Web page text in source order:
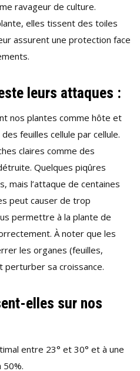
ravageur de culture.
elles tissent des toiles
assurent une protection face
leurs attaques :
nos plantes comme hôte et
feuilles cellule par cellule.
claires comme des
Quelques piqûres
mais l’attaque de centaines
peut causer de trop
permettre à la plante de
À noter que les
les organes (feuilles,
perturber sa croissance.
elles sur nos
entre 23° et 30° et à une